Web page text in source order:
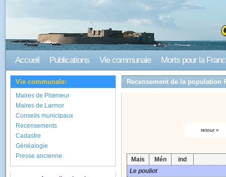
Accueil Publications Vie communale Morts pour la
Vie communale:
Maires de Plœmeur
Maires de Larmor
Conseils municipaux
Recensements
Cadastre
Généalogie
Presse ancienne
Recensement de la population
retour »
Mais Mén
ind
Le pouliot